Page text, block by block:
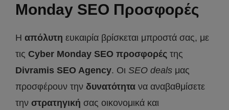
Monday SEO Προσφορές
Η απόλυτη ευκαιρία βρίσκεται μπροστά σας, με
τις Cyber Monday SEO προσφορές της
Divramis SEO Agency. Οι SEO deals μας
προσφέρουν την δυνατότητα να αναβαθμίσετε
την στρατηγική σας οικονομικά και